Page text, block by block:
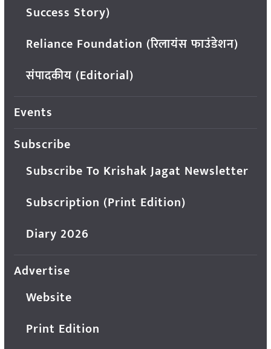
Success Story)
Reliance Foundation (रिलायंस फाउंडेशन)
संपादकीय (Editorial)
Events
Subscribe
Subscribe To Krishak Jagat Newsletter
Subscription (Print Edition)
Diary 2026
Advertise
Website
Print Edition